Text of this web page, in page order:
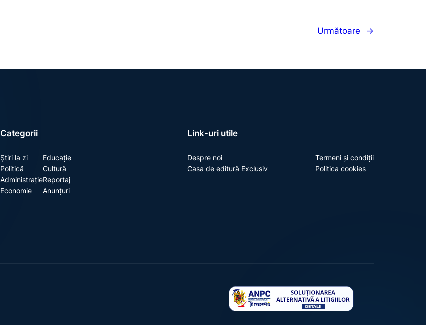
Următoare →
Categorii
Știri la zi
Politică
Administrație
Economie
Educație
Cultură
Reportaj
Anunțuri
Link-uri utile
Despre noi
Casa de editură Exclusiv
Termeni și condiții
Politica cookies